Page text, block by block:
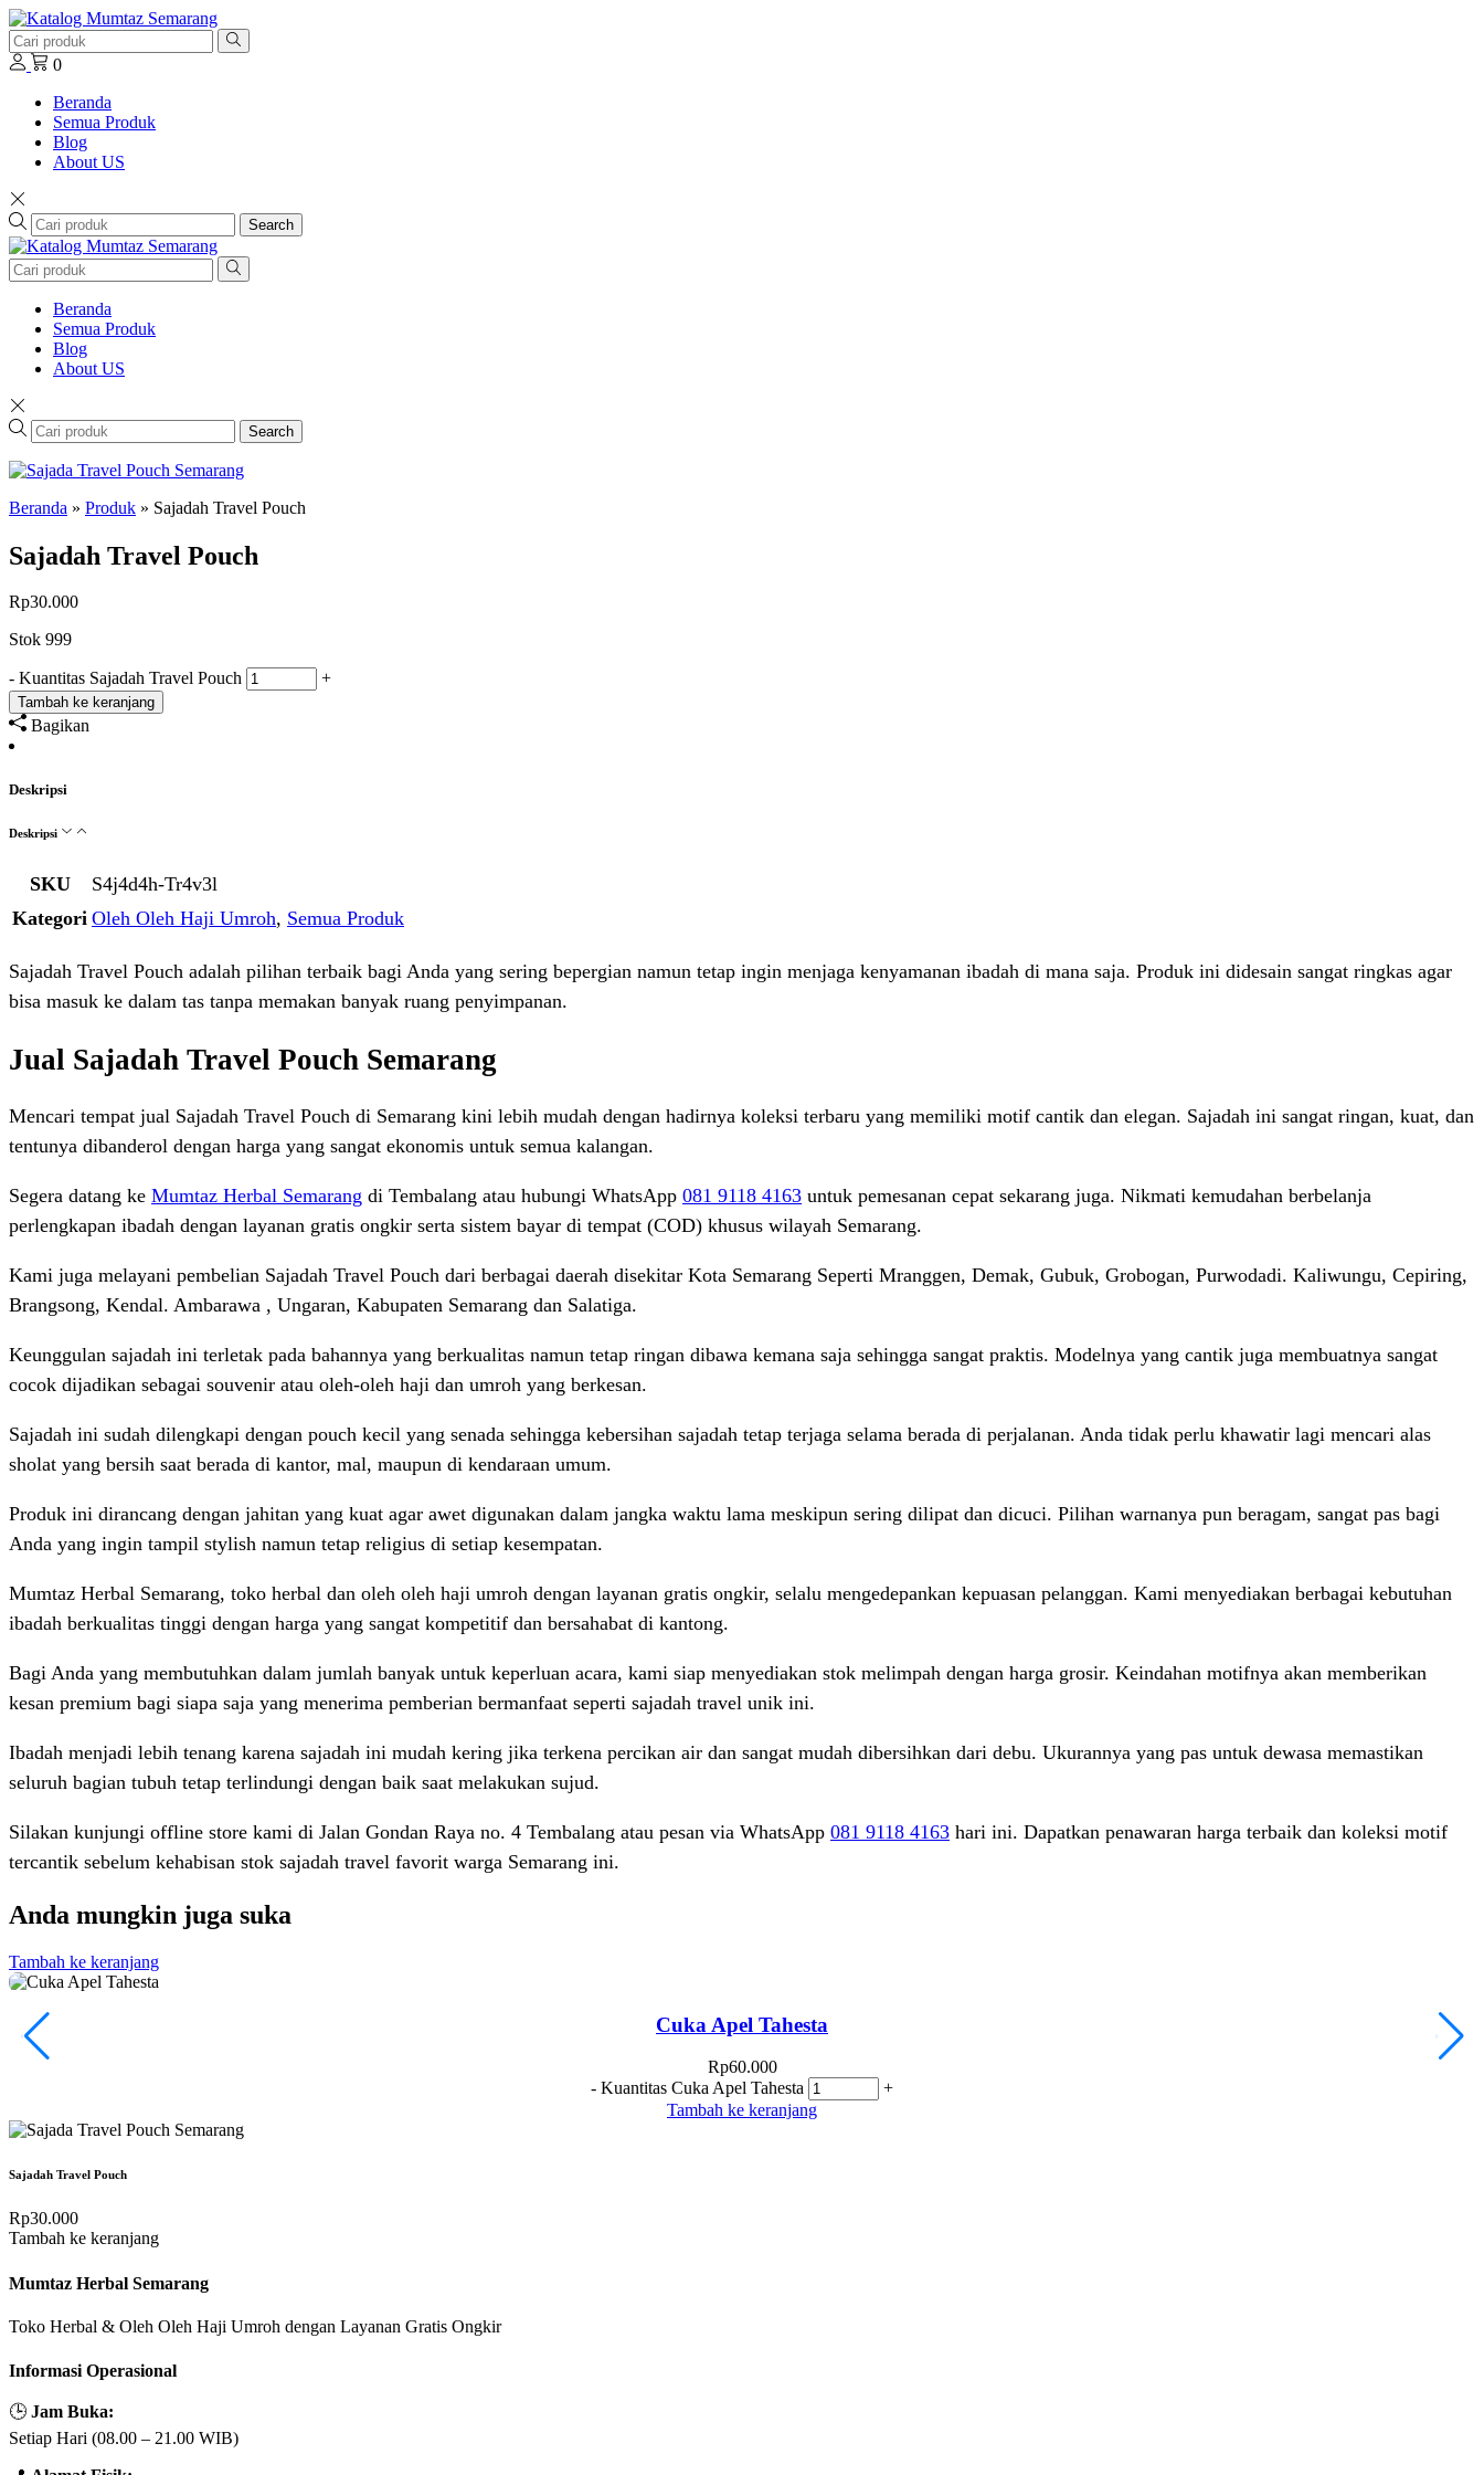
0
Beranda
Semua Produk
Blog
About US
Search
Beranda
Semua Produk
Blog
About US
Search
Beranda » Produk » Sajadah Travel Pouch
Sajadah Travel Pouch
Rp30.000
Stok 999
- Kuantitas Sajadah Travel Pouch +
Tambah ke keranjang
Bagikan
Deskripsi
Deskripsi
SKU
S4j4d4h-Tr4v3l
Kategori Oleh Oleh Haji Umroh, Semua Produk
Sajadah Travel Pouch adalah pilihan terbaik bagi Anda yang sering bepergian namun tetap ingin menjaga kenyamanan ibadah di mana saja. Produk ini didesain sangat ringkas agar
bisa masuk ke dalam tas tanpa memakan banyak ruang penyimpanan.
Jual Sajadah Travel Pouch Semarang
Mencari tempat jual Sajadah Travel Pouch di Semarang kini lebih mudah dengan hadirnya koleksi terbaru yang memiliki motif cantik dan elegan. Sajadah ini sangat ringan, kuat, dan
tentunya dibanderol dengan harga yang sangat ekonomis untuk semua kalangan.
Segera datang ke Mumtaz Herbal Semarang di Tembalang atau hubungi WhatsApp 081 9118 4163 untuk pemesanan cepat sekarang juga. Nikmati kemudahan berbelanja
perlengkapan ibadah dengan layanan gratis ongkir serta sistem bayar di tempat (COD) khusus wilayah Semarang.
Kami juga melayani pembelian Sajadah Travel Pouch dari berbagai daerah disekitar Kota Semarang Seperti Mranggen, Demak, Gubuk, Grobogan, Purwodadi. Kaliwungu, Cepiring,
Brangsong, Kendal. Ambarawa , Ungaran, Kabupaten Semarang dan Salatiga.
Keunggulan sajadah ini terletak pada bahannya yang berkualitas namun tetap ringan dibawa kemana saja sehingga sangat praktis. Modelnya yang cantik juga membuatnya sangat
cocok dijadikan sebagai souvenir atau oleh-oleh haji dan umroh yang berkesan.
Sajadah ini sudah dilengkapi dengan pouch kecil yang senada sehingga kebersihan sajadah tetap terjaga selama berada di perjalanan. Anda tidak perlu khawatir lagi mencari alas
sholat yang bersih saat berada di kantor, mal, maupun di kendaraan umum.
Produk ini dirancang dengan jahitan yang kuat agar awet digunakan dalam jangka waktu lama meskipun sering dilipat dan dicuci. Pilihan warnanya pun beragam, sangat pas bagi
Anda yang ingin tampil stylish namun tetap religius di setiap kesempatan.
Mumtaz Herbal Semarang, toko herbal dan oleh oleh haji umroh dengan layanan gratis ongkir, selalu mengedepankan kepuasan pelanggan. Kami menyediakan berbagai kebutuhan
ibadah berkualitas tinggi dengan harga yang sangat kompetitif dan bersahabat di kantong.
Bagi Anda yang membutuhkan dalam jumlah banyak untuk keperluan acara, kami siap menyediakan stok melimpah dengan harga grosir. Keindahan motifnya akan memberikan
kesan premium bagi siapa saja yang menerima pemberian bermanfaat seperti sajadah travel unik ini.
Ibadah menjadi lebih tenang karena sajadah ini mudah kering jika terkena percikan air dan sangat mudah dibersihkan dari debu. Ukurannya yang pas untuk dewasa memastikan
seluruh bagian tubuh tetap terlindungi dengan baik saat melakukan sujud.
Silakan kunjungi offline store kami di Jalan Gondan Raya no. 4 Tembalang atau pesan via WhatsApp 081 9118 4163 hari ini. Dapatkan penawaran harga terbaik dan koleksi motif
tercantik sebelum kehabisan stok sajadah travel favorit warga Semarang ini.
Anda mungkin juga suka
Tambah ke keranjang
Cuka Apel Tahesta
Rp60.000
- Kuantitas Cuka Apel Tahesta
+
Tambah ke keranjang
Sajadah Travel Pouch
Rp30.000
Tambah ke keranjang
Mumtaz Herbal Semarang
Toko Herbal & Oleh Oleh Haji Umroh dengan Layanan Gratis Ongkir
Informasi Operasional
🕒 Jam Buka:
Setiap Hari (08.00 – 21.00 WIB)